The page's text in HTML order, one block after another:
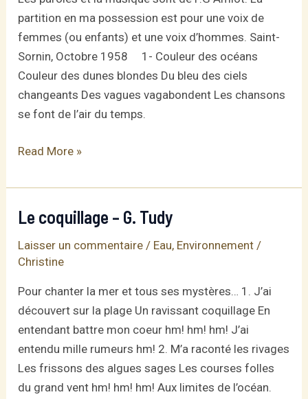
partition en ma possession est pour une voix de
femmes (ou enfants) et une voix d’hommes. Saint-
Sornin, Octobre 1958 1- Couleur des océans
Couleur des dunes blondes Du bleu des ciels
changeants Des vagues vagabondent Les chansons
se font de l’air du temps.
Couleur
temps
–
P.G
Amiot
Read More »
Le coquillage – G. Tudy
Laisser un commentaire / Eau, Environnement /
Christine
Pour chanter la mer et tous ses mystères… 1. J’ai
découvert sur la plage Un ravissant coquillage En
entendant battre mon coeur hm! hm! hm! J’ai
entendu mille rumeurs hm! 2. M’a raconté les rivages
Les frissons des algues sages Les courses folles
du grand vent hm! hm! hm! Aux limites de l’océan.